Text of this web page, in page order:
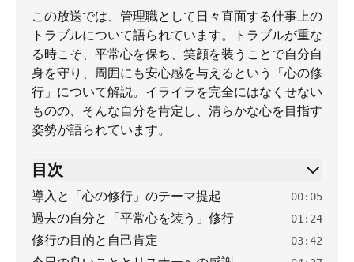
この放送では、管理職として日々直面する仕事上の
トラブルについて語られています。トラブルが重な
る時こそ、平常心を保ち、笑顔を装うことで自分自
身を守り、周囲にも安心感を与えるという「心の修
行」について解説。イライラを完全にはなくせない
ものの、そんな自分を肯定し、清らかな心を目指す
姿勢が語られています。
目次
導入と「心の修行」のテーマ提起 00:05
過去の自分と「平常心を装う」修行 01:24
修行の目的と自己肯定 03:42